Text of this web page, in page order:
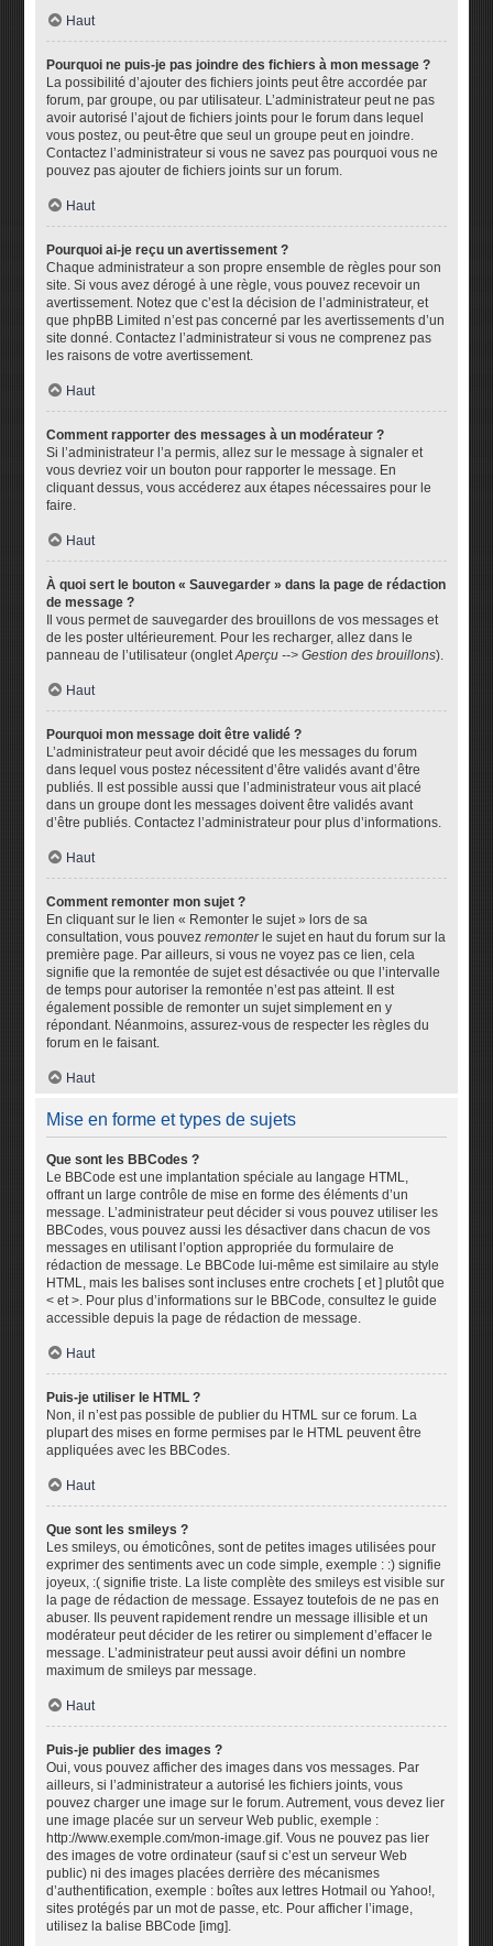
Haut
Pourquoi ne puis-je pas joindre des fichiers à mon message ?
La possibilité d’ajouter des fichiers joints peut être accordée par
forum, par groupe, ou par utilisateur. L’administrateur peut ne pas
avoir autorisé l’ajout de fichiers joints pour le forum dans lequel
vous postez, ou peut-être que seul un groupe peut en joindre.
Contactez l’administrateur si vous ne savez pas pourquoi vous ne
pouvez pas ajouter de fichiers joints sur un forum.
Haut
Pourquoi ai-je reçu un avertissement ?
Chaque administrateur a son propre ensemble de règles pour son
site. Si vous avez dérogé à une règle, vous pouvez recevoir un
avertissement. Notez que c’est la décision de l’administrateur, et
que phpBB Limited n’est pas concerné par les avertissements d’un
site donné. Contactez l’administrateur si vous ne comprenez pas
les raisons de votre avertissement.
Haut
Comment rapporter des messages à un modérateur ?
Si l’administrateur l’a permis, allez sur le message à signaler et
vous devriez voir un bouton pour rapporter le message. En
cliquant dessus, vous accéderez aux étapes nécessaires pour le
faire.
Haut
À quoi sert le bouton « Sauvegarder » dans la page de rédaction
de message ?
Il vous permet de sauvegarder des brouillons de vos messages et
de les poster ultérieurement. Pour les recharger, allez dans le
panneau de l’utilisateur (ongletAperçu --> Gestion des brouillons).
Haut
Pourquoi mon message doit être validé ?
L’administrateur peut avoir décidé que les messages du forum
dans lequel vous postez nécessitent d’être validés avant d’être
publiés. Il est possible aussi que l’administrateur vous ait placé
dans un groupe dont les messages doivent être validés avant
d’être publiés. Contactez l’administrateur pour plus d’informations.
Haut
Comment remonter mon sujet ?
En cliquant sur le lien « Remonter le sujet » lors de sa
consultation, vous pouvezremonterle sujet en haut du forum sur la
première page. Par ailleurs, si vous ne voyez pas ce lien, cela
signifie que la remontée de sujet est désactivée ou que l’intervalle
de temps pour autoriser la remontée n’est pas atteint. Il est
également possible de remonter un sujet simplement en y
répondant. Néanmoins, assurez-vous de respecter les règles du
forum en le faisant.
Haut
Mise en forme et types de sujets
Que sont les BBCodes ?
Le BBCode est une implantation spéciale au langage HTML,
offrant un large contrôle de mise en forme des éléments d’un
message. L’administrateur peut décider si vous pouvez utiliser les
BBCodes, vous pouvez aussi les désactiver dans chacun de vos
messages en utilisant l’option appropriée du formulaire de
rédaction de message. Le BBCode lui-même est similaire au style
HTML, mais les balises sont incluses entre crochets [ et ] plutôt que
< et >. Pour plus d’informations sur le BBCode, consultez le guide
accessible depuis la page de rédaction de message.
Haut
Puis-je utiliser le HTML ?
Non, il n’est pas possible de publier du HTML sur ce forum. La
plupart des mises en forme permises par le HTML peuvent être
appliquées avec les BBCodes.
Haut
Que sont les smileys ?
Les smileys, ou émoticônes, sont de petites images utilisées pour
exprimer des sentiments avec un code simple, exemple : :) signifie
joyeux, :( signifie triste. La liste complète des smileys est visible sur
la page de rédaction de message. Essayez toutefois de ne pas en
abuser. Ils peuvent rapidement rendre un message illisible et un
modérateur peut décider de les retirer ou simplement d’effacer le
message. L’administrateur peut aussi avoir défini un nombre
maximum de smileys par message.
Haut
Puis-je publier des images ?
Oui, vous pouvez afficher des images dans vos messages. Par
ailleurs, si l’administrateur a autorisé les fichiers joints, vous
pouvez charger une image sur le forum. Autrement, vous devez lier
une image placée sur un serveur Web public, exemple :
http://www.exemple.com/mon-image.gif. Vous ne pouvez pas lier
des images de votre ordinateur (sauf si c’est un serveur Web
public) ni des images placées derrière des mécanismes
d’authentification, exemple : boîtes aux lettres Hotmail ou Yahoo!,
sites protégés par un mot de passe, etc. Pour afficher l’image,
utilisez la balise BBCode [img].